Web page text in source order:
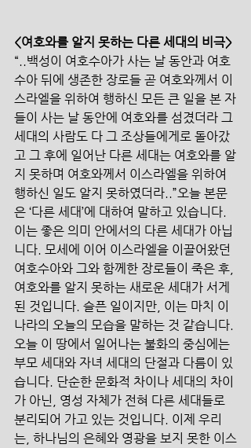
<여호와를 알지 못하는 다른 세대의 비극>
“..백성이 여호수아가 사는 날 동안과 여호
수아 뒤에 생존한 장로들 곧 여호와께서 이
스라엘을 위하여 행하신 모든 큰 일을 본 자
들이 사는 날 동안에 여호와를 섬겼더라 그
세대의 사람도 다 그 조상들에게로 돌아갔
고 그 후에 일어난 다른 세대는 여호와를 알
지 못하며 여호와께서 이스라엘을 위하여
행하신 일도 알지 못하였더라..”오늘 본문
은 ‘다른 세대’에 대하여 말하고 있습니다.
이는 좋은 의미 안에서의 다른 세대가 아닙
니다. 모세에 이어 이스라엘을 이끌어왔던
여호수아와 그와 함께한 장로들이 죽은 후,
여호와를 알지 못하는 새로운 세대가 서게
된 것입니다. 슬픈 일이지만, 이는 마치 이
나라의 오늘의 모습을 말하는 것 같습니다.
오늘 이 땅에서 일어나는 불화의 중심에는
부모 세대와 자녀 세대의 단절과 다름이 있
습니다. 단순한 문화적 차이나 세대의 차이
가 아닌, 영성 자체가 전혀 다른 세대들로
분리되어 가고 있는 것입니다. 이제 우리
는, 하나님의 은혜와 영광을 보지 못한 이스